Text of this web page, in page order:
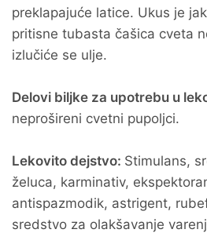
preklapajuće latice. Ukus je
pritisne tubasta čašica cveta
izlučiće se ulje.
Delovi biljke za upotrebu u
neprošireni cvetni pupoljci.
Lekovito dejstvo: Stimulans,
želuca, karminativ,
antispazmodik, astrigent,
sredstvo za olakšavanje